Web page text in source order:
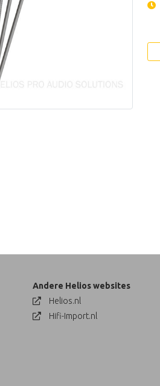
Andere Helios websites
Helios.nl
Hifi-Import.nl